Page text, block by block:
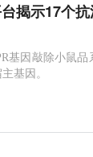
揭示17个
基因敲除小鼠
基因。